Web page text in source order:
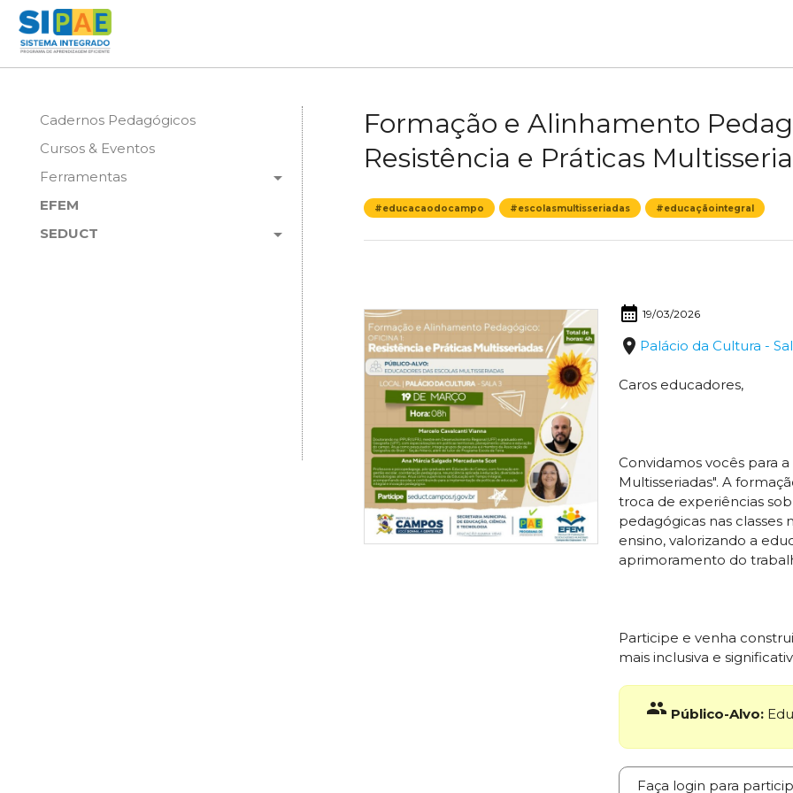
Cadernos Pedagógicos
Cursos & Eventos
arrow_drop_down
Ferramentas
EFEM
arrow_drop_down
SEDUCT
Formação e Alinhamento
Resistência e Práticas
#educacaodocampo #escolasmultisseriadas #educaçãointegral
calendar_month 19/03/2026
place Palácio da Cultura -
Caros educadores,
Convidamos vocês para a
Multisseriadas". A
troca de experiências
pedagógicas nas classes
ensino, valorizando a
aprimoramento do
Participe e venha
mais inclusiva e
group Público-Alvo:
Faça login para